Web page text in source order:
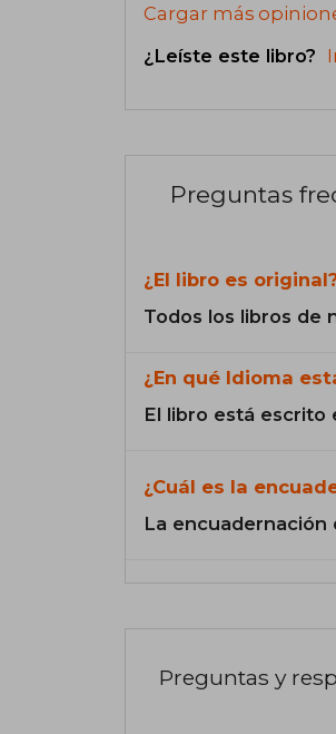
Cargar más
¿Leíste este libro?
Preguntas
¿El libro es
Todos los libros de
¿En qué Idioma
El libro está escrito
¿Cuál es la
La encuadernación
Preguntas y